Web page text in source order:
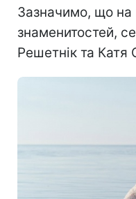
Зазначимо, що на
знаменитостей,
Решетнік та Катя